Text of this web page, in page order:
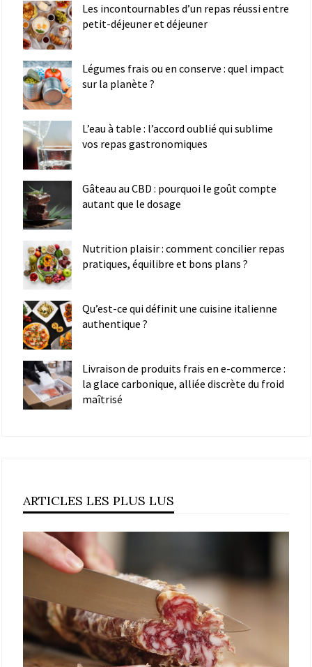
Les incontournables d’un repas réussi entre
petit-déjeuner et déjeuner
Légumes frais ou en conserve : quel impact
sur la planète ?
L’eau à table : l’accord oublié qui sublime
vos repas gastronomiques
Gâteau au CBD : pourquoi le goût compte
autant que le dosage
Nutrition plaisir : comment concilier repas
pratiques, équilibre et bons plans ?
Qu’est-ce qui définit une cuisine italienne
authentique ?
Livraison de produits frais en e-commerce :
la glace carbonique, alliée discrète du froid
maîtrisé
ARTICLES LES PLUS LUS